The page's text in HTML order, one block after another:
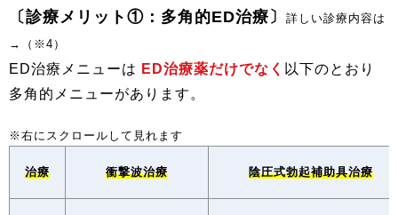
〔診療メリット①：多角的ED治療〕
詳しい診療内容は
→（※4）
ED治療メニューは ED治療薬だけでなく 以下のとおり
多角的メニューがあります。
治療 衝撃波治療 陰圧式勃起補助具治療